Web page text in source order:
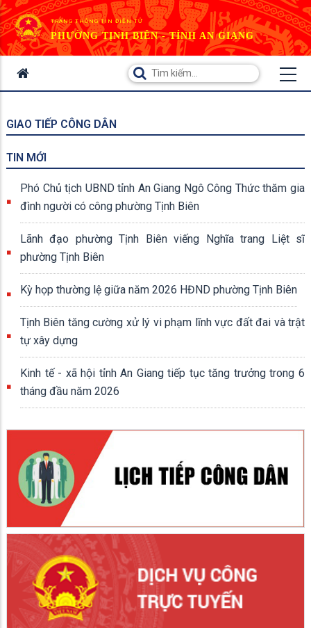
TRANG THÔNG TIN ĐIỆN TỬ
PHƯỜNG TỊNH BIÊN - TỈNH AN GIANG
GIAO TIẾP CÔNG DÂN
TIN MỚI
Phó Chủ tịch UBND tỉnh An Giang Ngô Công Thức thăm gia
đình người có công phường Tịnh Biên
Lãnh đạo phường Tịnh Biên viếng Nghĩa trang Liệt sĩ
phường Tịnh Biên
Kỳ họp thường lệ giữa năm 2026 HĐND phường Tịnh Biên
Tịnh Biên tăng cường xử lý vi phạm lĩnh vực đất đai và trật
tự xây dựng
Kinh tế - xã hội tỉnh An Giang tiếp tục tăng trưởng trong 6
tháng đầu năm 2026